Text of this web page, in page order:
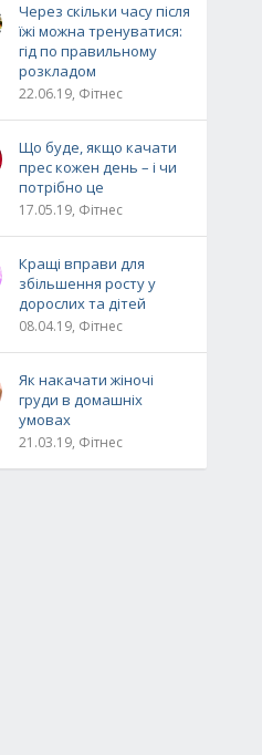
Через скільки часу після
їжі можна тренуватися:
гід по правильному
розкладом
22.06.19, Фітнес
Що буде, якщо качати
прес кожен день – і чи
потрібно це
17.05.19, Фітнес
Кращі вправи для
збільшення росту у
дорослих та дітей
08.04.19, Фітнес
Як накачати жіночі
груди в домашніх
умовах
21.03.19, Фітнес